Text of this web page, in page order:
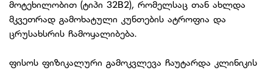
მოტეხილობით (ტიპი 32B2), რომელსაც თან ახლდა
მკვეთრად გამოხატული კუნთების ატროფია და
ცრუსახსრის ჩამოყალიბება.
ფისოს ფიზიკალური გამოკვლევა ჩაუტარდა კლინიკის